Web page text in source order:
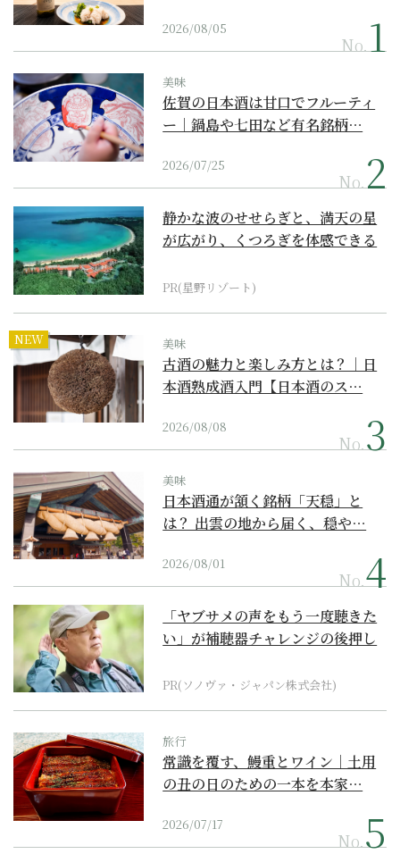
2026/08/05
No.
美味
佐賀の日本酒は甘口でフルーティ
ー｜鍋島や七田など有名銘柄…
2026/07/25
No.
静かな波のせせらぎと、満天の星
が広がり、くつろぎを体感できる
PR(星野リゾート)
NEW 美味
古酒の魅力と楽しみ方とは？｜日
本酒熟成酒入門【日本酒のス…
2026/08/08
No.
美味
日本酒通が頷く銘柄「天穏」と
は？ 出雲の地から届く、穏や…
2026/08/01
No.
「ヤブサメの声をもう一度聴きた
い」が補聴器チャレンジの後押し
PR(ソノヴァ・ジャパン株式会社)
旅行
常識を覆す、鰻重とワイン｜土用
の丑の日のための一本を本家…
2026/07/17
No.